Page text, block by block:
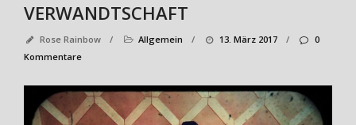
VERWANDTSCHAFT
Rose Rainbow / Allgemein / 13. März 2017 /
0
Kommentare